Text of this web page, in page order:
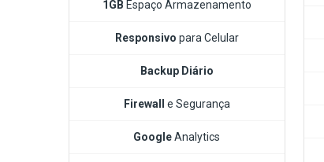
1GB Espaço Armazenamento
Responsivo para Celular
Backup Diário
Firewall e Segurança
GoogleAnalytics